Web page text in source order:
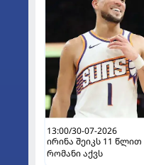
13:00/30-07-2026
ირინა შეიკს 11
რომანი აქვს